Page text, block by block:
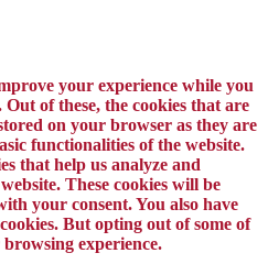
your experience while you
of these, the cookies that are
on your browser as they are
functionalities of the website.
that help us analyze and
These cookies will be
your consent. You also have
But opting out of some of
experience.